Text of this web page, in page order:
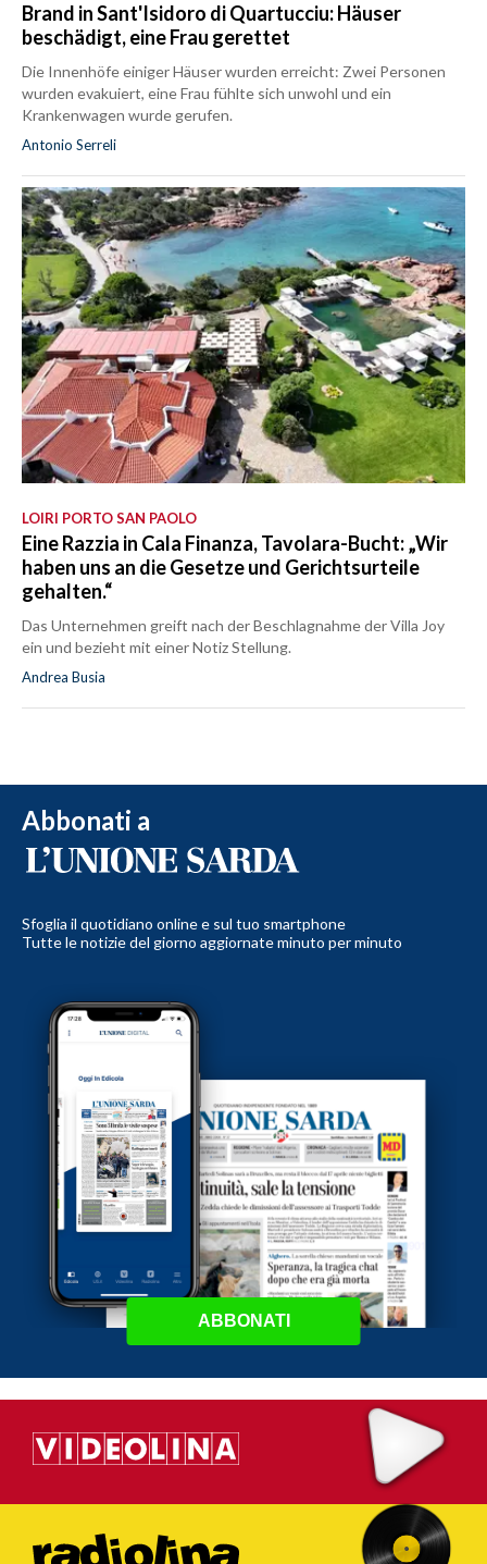
Brand in Sant'Isidoro di Quartucciu: Häuser
beschädigt, eine Frau gerettet
Die Innenhöfe einiger Häuser wurden erreicht: Zwei Personen
wurden evakuiert, eine Frau fühlte sich unwohl und ein
Krankenwagen wurde gerufen.
Antonio Serreli
LOIRI PORTO SAN PAOLO
Eine Razzia in Cala Finanza, Tavolara-Bucht: „Wir
haben uns an die Gesetze und Gerichtsurteile
gehalten.“
Das Unternehmen greift nach der Beschlagnahme der Villa Joy
ein und bezieht mit einer Notiz Stellung.
Andrea Busia
Abbonati a
Sfoglia il quotidiano online e sul tuo smartphone
Tutte le notizie del giorno aggiornate minuto per minuto
ABBONATI